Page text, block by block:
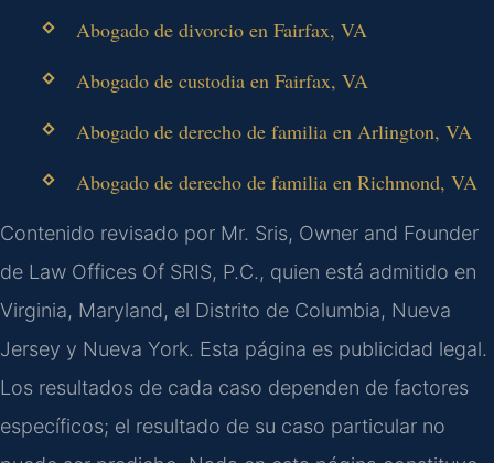
Abogado de divorcio en Fairfax, VA
Abogado de custodia en Fairfax, VA
Abogado de derecho de familia en Arlington, VA
Abogado de derecho de familia en Richmond, VA
Contenido revisado por Mr. Sris, Owner and Founder
de Law Offices Of SRIS, P.C., quien está admitido en
Virginia, Maryland, el Distrito de Columbia, Nueva
Jersey y Nueva York. Esta página es publicidad legal.
Los resultados de cada caso dependen de factores
específicos; el resultado de su caso particular no